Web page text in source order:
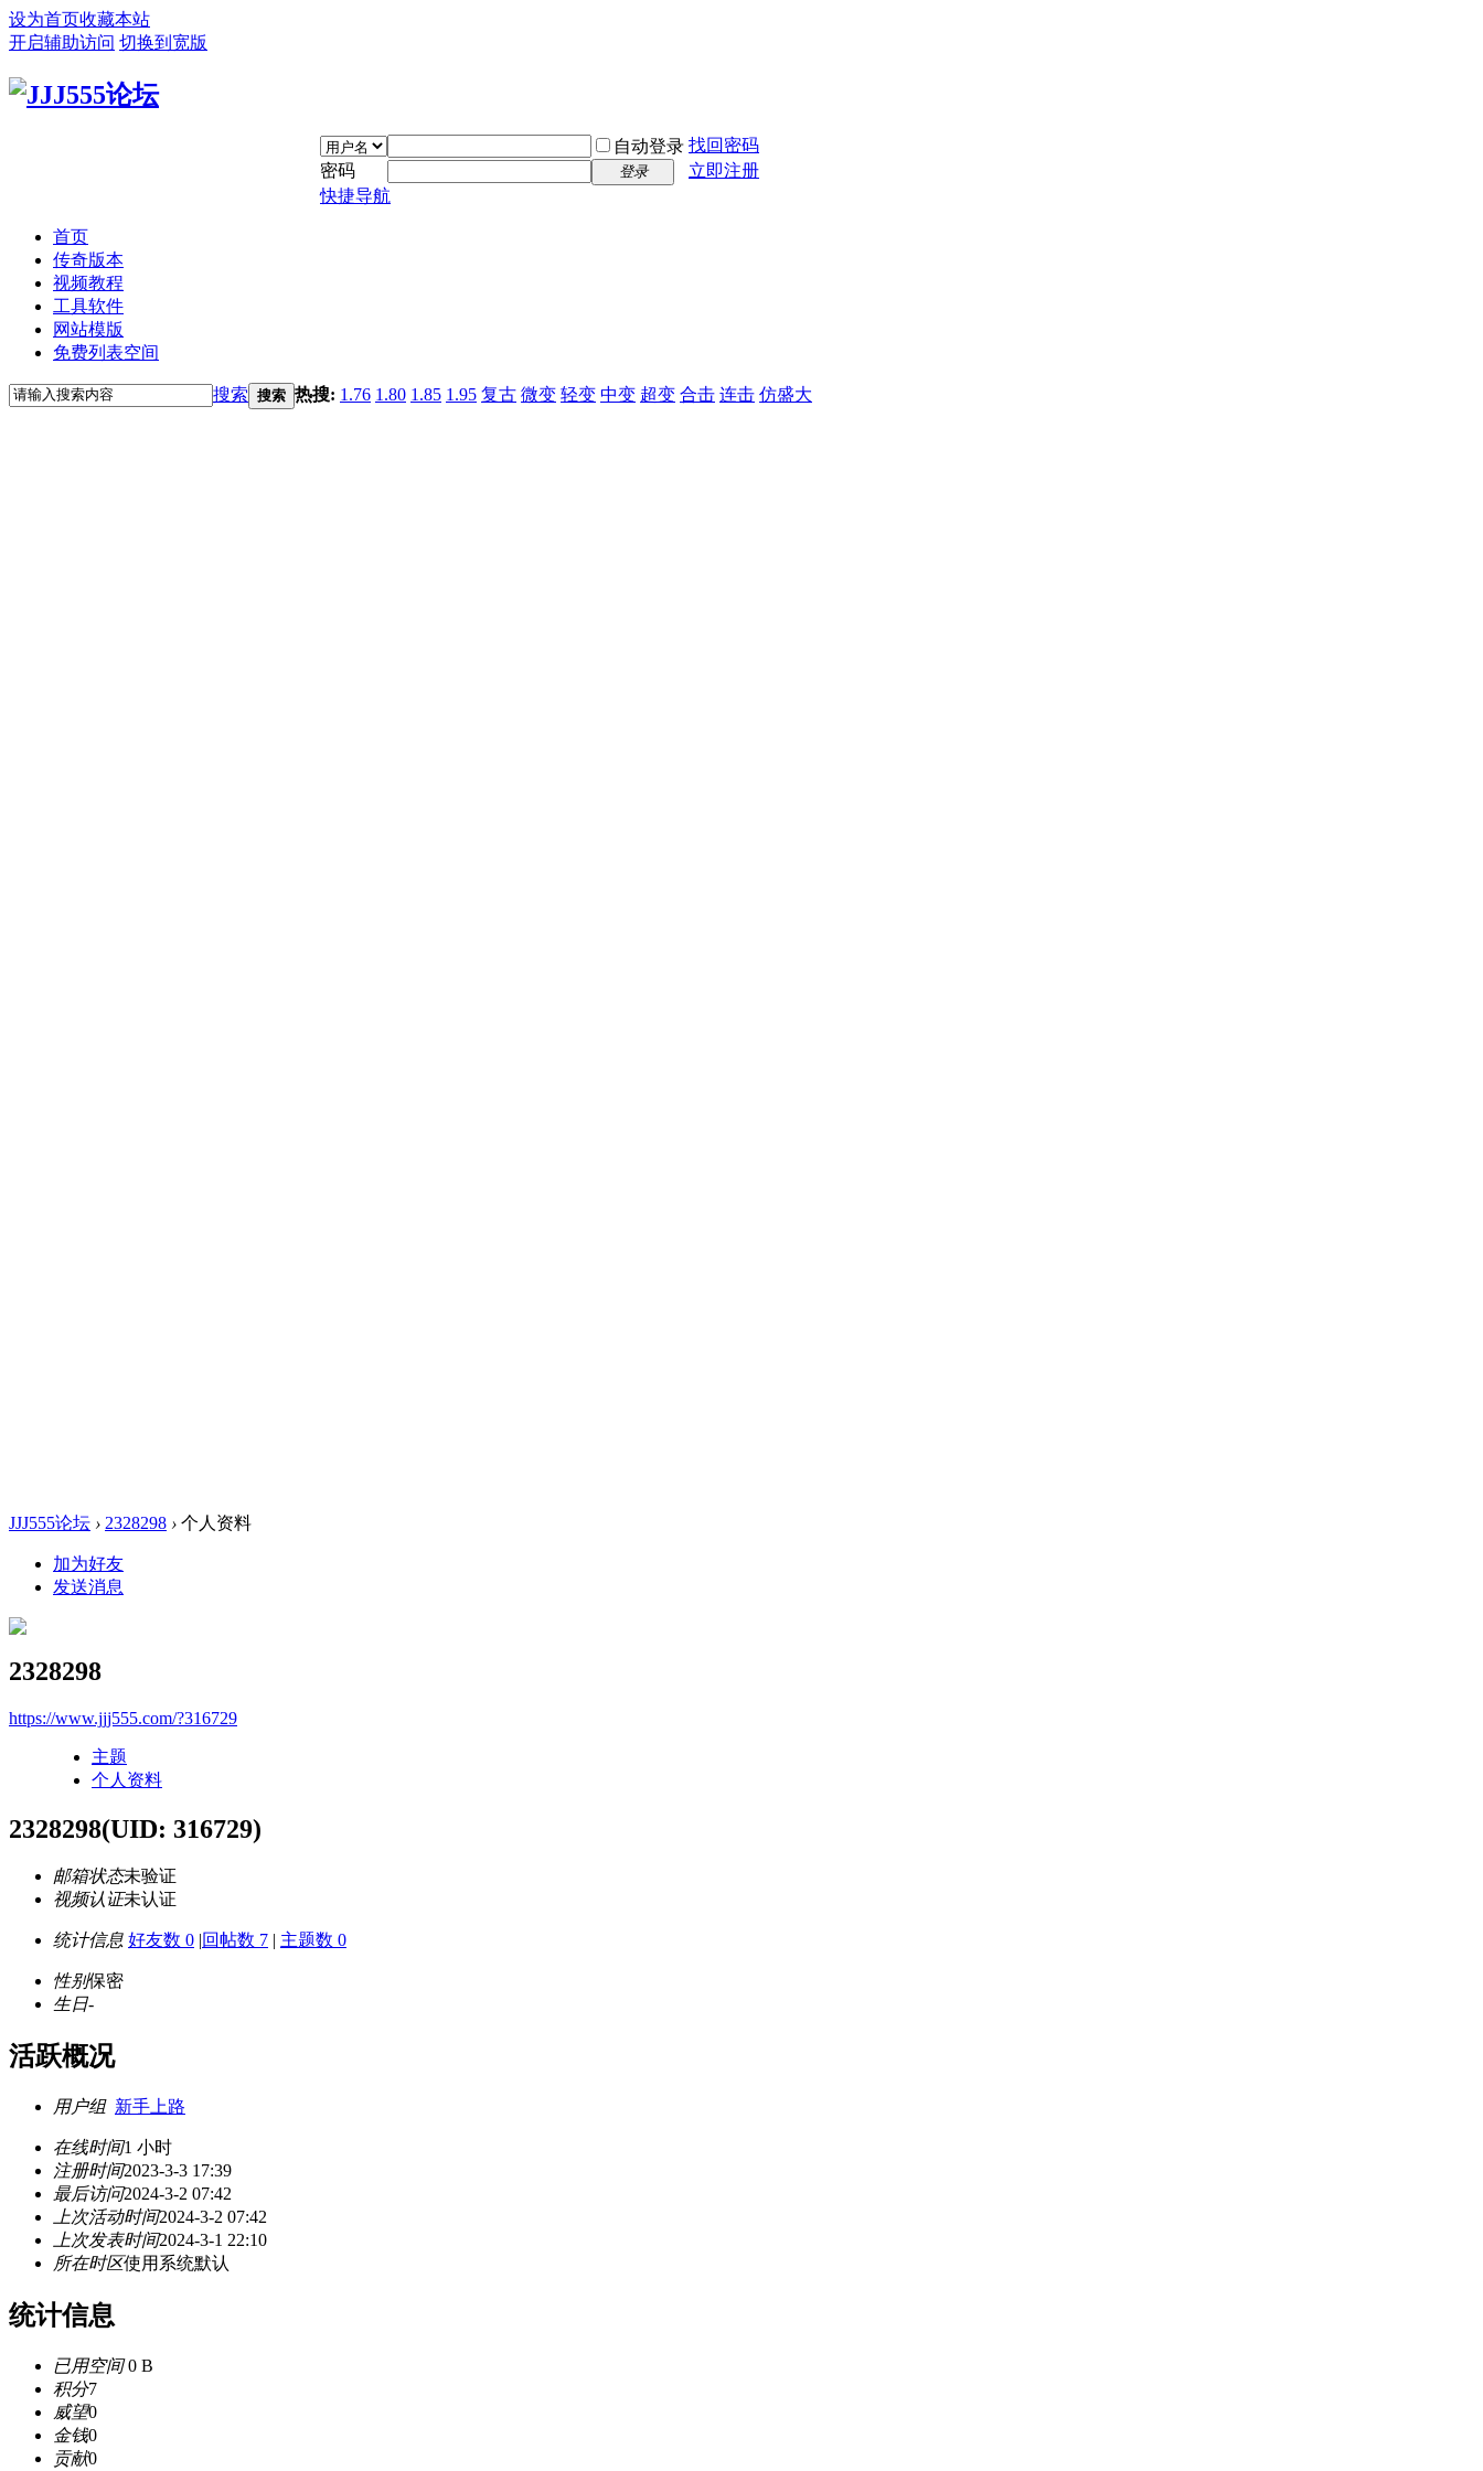
设为首页收藏本站
开启辅助访问 切换到宽版
自动登录 找回密码
密码
登录
立即注册
快捷导航
首页
传奇版本
视频教程
工具软件
网站模版
免费列表空间
搜索 搜索 热搜: 1.76 1.80 1.85 1.95 复古 微变 轻变 中变 超变 合击 连击 仿盛大
JJJ555论坛 › 2328298 › 个人资料
加为好友
发送消息
2328298
https://www.jjj555.com/?316729
主题
个人资料
2328298(UID: 316729)
邮箱状态未验证
视频认证未认证
统计信息 好友数 0 |回帖数 7 | 主题数 0
性别保密
生日-
活跃概况
用户组 新手上路
在线时间1 小时
注册时间2023-3-3 17:39
最后访问2024-3-2 07:42
上次活动时间2024-3-2 07:42
上次发表时间2024-3-1 22:10
所在时区使用系统默认
统计信息
已用空间0 B
积分7
威望0
金钱0
贡献0